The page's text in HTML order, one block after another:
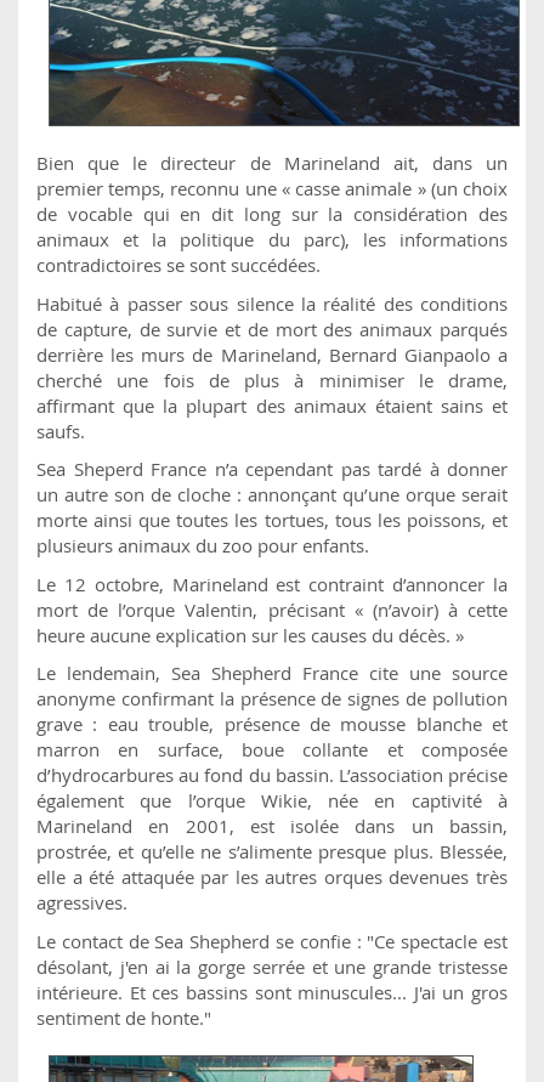
Bien que le directeur de Marineland ait, dans un
premier temps, reconnu une « casse animale » (un choix
de vocable qui en dit long sur la considération des
animaux et la politique du parc), les informations
contradictoires se sont succédées.
Habitué à passer sous silence la réalité des conditions
de capture, de survie et de mort des animaux parqués
derrière les murs de Marineland, Bernard Gianpaolo a
cherché une fois de plus à minimiser le drame,
affirmant que la plupart des animaux étaient sains et
saufs.
Sea Sheperd France n’a cependant pas tardé à donner
un autre son de cloche : annonçant qu’une orque serait
morte ainsi que toutes les tortues, tous les poissons, et
plusieurs animaux du zoo pour enfants.
Le 12 octobre, Marineland est contraint d’annoncer la
mort de l’orque Valentin, précisant « (n’avoir) à cette
heure aucune explication sur les causes du décès. »
Le lendemain, Sea Shepherd France cite une source
anonyme confirmant la présence de signes de pollution
grave : eau trouble, présence de mousse blanche et
marron en surface, boue collante et composée
d’hydrocarbures au fond du bassin. L’association précise
également que l’orque Wikie, née en captivité à
Marineland en 2001, est isolée dans un bassin,
prostrée, et qu’elle ne s’alimente presque plus. Blessée,
elle a été attaquée par les autres orques devenues très
agressives.
Le contact de Sea Shepherd se confie : "Ce spectacle est
désolant, j'en ai la gorge serrée et une grande tristesse
intérieure. Et ces bassins sont minuscules... J'ai un gros
sentiment de honte."